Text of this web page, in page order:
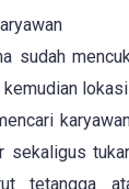
sudah
sekaligus
tetangga